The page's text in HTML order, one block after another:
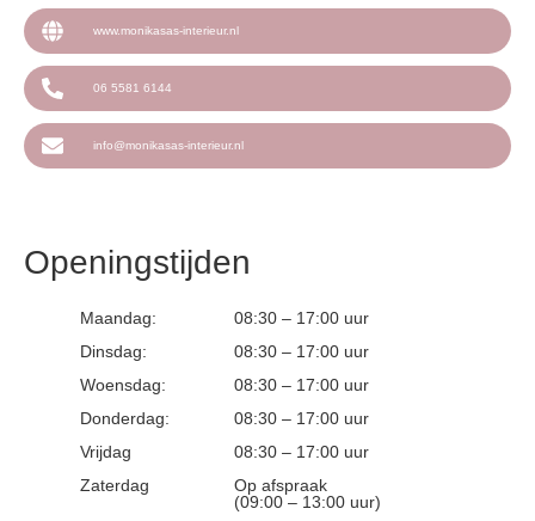
www.monikasas-interieur.nl
06 5581 6144
info@monikasas-interieur.nl
Openingstijden
Maandag:
08:30 – 17:00 uur
Dinsdag:
08:30 – 17:00 uur
Woensdag:
08:30 – 17:00 uur
Donderdag:
08:30 – 17:00 uur
Vrijdag
08:30 – 17:00 uur
Zaterdag
Op afspraak
(09:00 – 13:00 uur)